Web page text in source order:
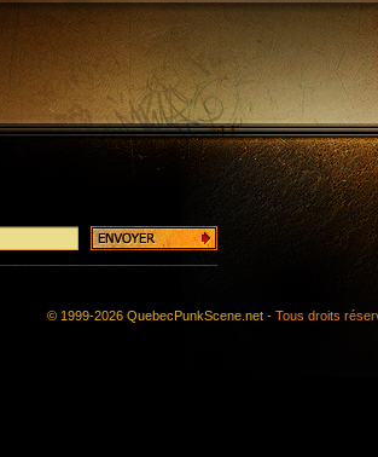
© 1999-2026 QuebecPunkScene.net - Tous droits